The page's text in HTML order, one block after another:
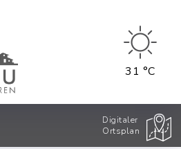
31 °C
Digitaler
Ortsplan